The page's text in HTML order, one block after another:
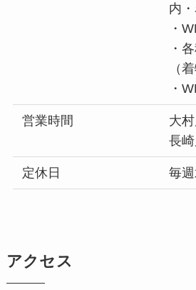
内・
・
・
（
・
営業時間
大
長
定休日 毎
アクセス